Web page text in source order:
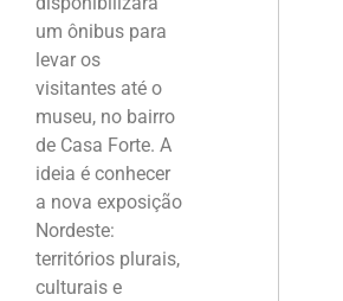
um ônibus para
levar os
visitantes até o
museu, no bairro
de Casa Forte. A
ideia é conhecer
a nova exposição
Nordeste:
territórios plurais,
culturais e